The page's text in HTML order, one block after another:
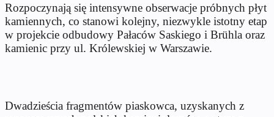
Rozpoczynają się intensywne obserwacje próbnych płyt
kamiennych, co stanowi kolejny, niezwykle istotny etap
w projekcie odbudowy Pałaców Saskiego i Brühla oraz
kamienic przy ul. Królewskiej w Warszawie.
Dwadzieścia fragmentów piaskowca, uzyskanych z